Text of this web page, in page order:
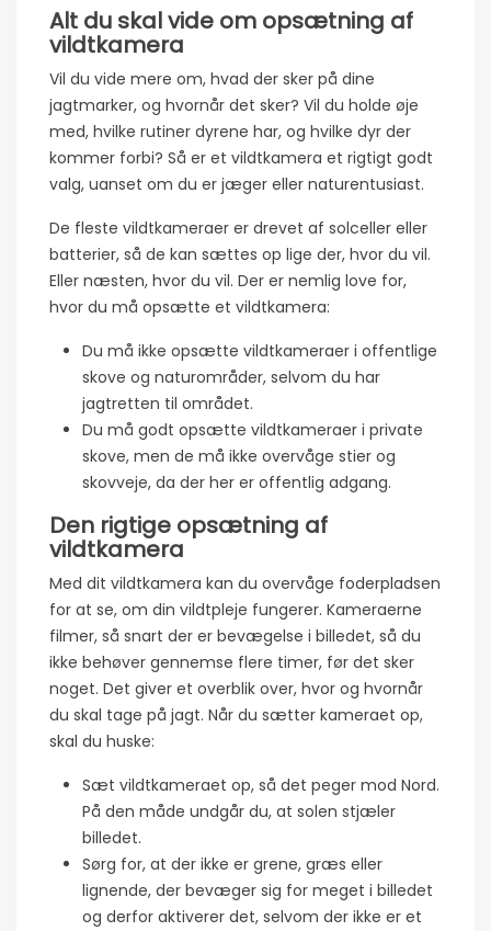
Alt du skal vide om opsætning af
vildtkamera
Vil du vide mere om, hvad der sker på dine
jagtmarker, og hvornår det sker? Vil du holde øje
med, hvilke rutiner dyrene har, og hvilke dyr der
kommer forbi? Så er et vildtkamera et rigtigt godt
valg, uanset om du er jæger eller naturentusiast.
De fleste vildtkameraer er drevet af solceller eller
batterier, så de kan sættes op lige der, hvor du vil.
Eller næsten, hvor du vil. Der er nemlig love for,
hvor du må opsætte et vildtkamera:
Du må ikke opsætte vildtkameraer i offentlige
skove og naturområder, selvom du har
jagtretten til området.
Du må godt opsætte vildtkameraer i private
skove, men de må ikke overvåge stier og
skovveje, da der her er offentlig adgang.
Den rigtige opsætning af
vildtkamera
Med dit vildtkamera kan du overvåge foderpladsen
for at se, om din vildtpleje fungerer. Kameraerne
filmer, så snart der er bevægelse i billedet, så du
ikke behøver gennemse flere timer, før det sker
noget. Det giver et overblik over, hvor og hvornår
du skal tage på jagt. Når du sætter kameraet op,
skal du huske:
Sæt vildtkameraet op, så det peger mod Nord.
På den måde undgår du, at solen stjæler
billedet.
Sørg for, at der ikke er grene, græs eller
lignende, der bevæger sig for meget i billedet
og derfor aktiverer det, selvom der ikke er et